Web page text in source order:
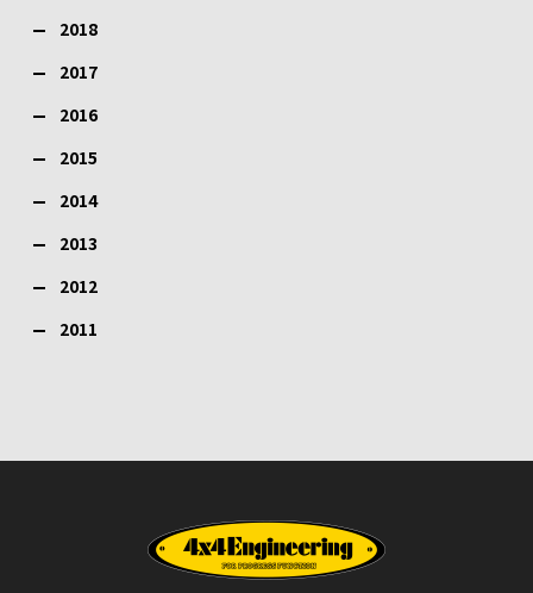
2018
2017
2016
2015
2014
2013
2012
2011